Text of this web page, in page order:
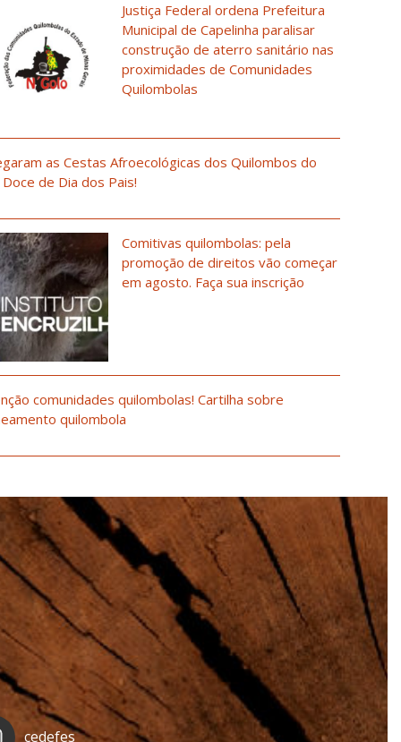
Justiça Federal ordena Prefeitura
Municipal de Capelinha paralisar
construção de aterro sanitário nas
proximidades de Comunidades
Quilombolas
as Cestas Afroecológicas dos Quilombos do
de Dia dos Pais!
Comitivas quilombolas: pela
promoção de direitos vão começar
em agosto. Faça sua inscrição
comunidades quilombolas! Cartilha sobre
quilombola
cedefes_